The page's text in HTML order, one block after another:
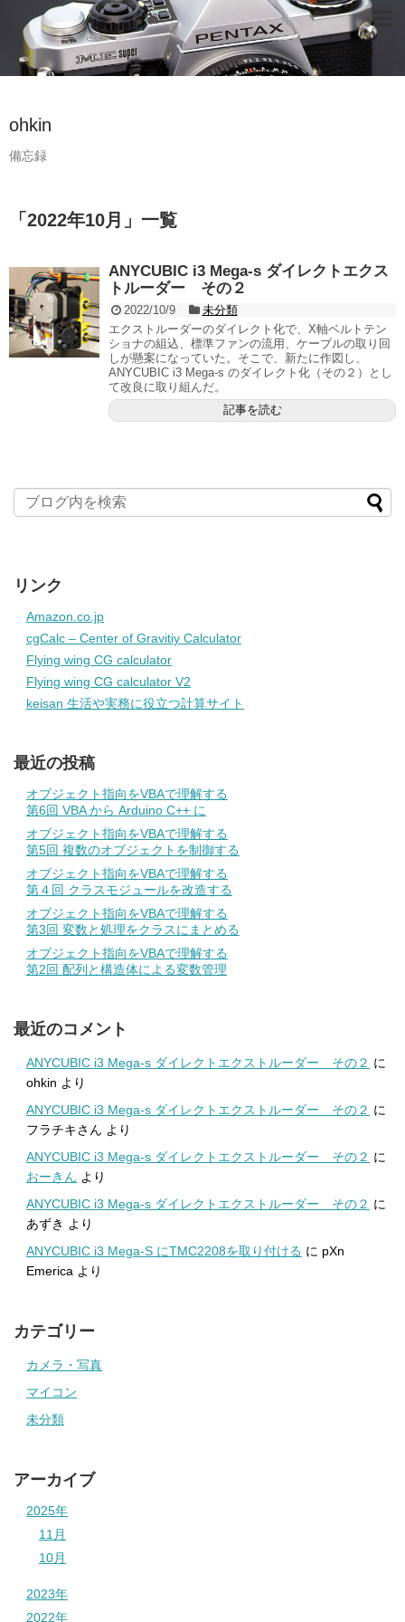
ohkin
備忘録
「 2022年10月 」 一覧
ANYCUBIC i3 Mega-s ダイレクトエクス
トルーダー その２
2022/10/9
未分類
エクストルーダーのダイレクト化で、X軸ベルトテン
ショナの組込、標準ファンの流用、ケーブルの取り回
しが懸案になっていた。そこで、新たに作図し、
ANYCUBIC i3 Mega-s のダイレクト化（その２）とし
て改良に取り組んだ。
記事を読む
リンク
Amazon.co.jp
cgCalc – Center of Gravitiy Calculator
Flying wing CG calculator
Flying wing CG calculator V2
keisan 生活や実務に役立つ計算サイト
最近の投稿
オブジェクト指向をVBAで理解する
第6回 VBA から Arduino C++ に
オブジェクト指向をVBAで理解する
第5回 複数のオブジェクトを制御する
オブジェクト指向をVBAで理解する
第４回 クラスモジュールを改造する
オブジェクト指向をVBAで理解する
第3回 変数と処理をクラスにまとめる
オブジェクト指向をVBAで理解する
第2回 配列と構造体による変数管理
最近のコメント
ANYCUBIC i3 Mega-s ダイレクトエクストルーダー その２ に
ohkin より
ANYCUBIC i3 Mega-s ダイレクトエクストルーダー その２ に
フラチキさん より
ANYCUBIC i3 Mega-s ダイレクトエクストルーダー その２ に
おーきん より
ANYCUBIC i3 Mega-s ダイレクトエクストルーダー その２ に
あずき より
ANYCUBIC i3 Mega-S にTMC2208を取り付ける に pXn
Emerica より
カテゴリー
カメラ・写真
マイコン
未分類
アーカイブ
2025年
11月
10月
2023年
2022年